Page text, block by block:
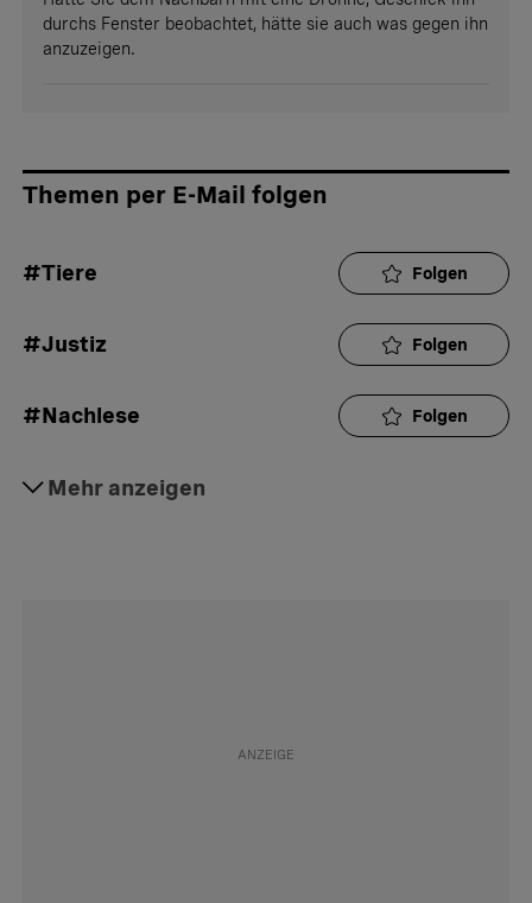
durchs Fenster beobachtet, hätte sie auch was gegen ihn
anzuzeigen.
Themen per E-Mail folgen
#Tiere Folgen
#Justiz Folgen
#Nachlese Folgen
Mehr anzeigen
#Humor